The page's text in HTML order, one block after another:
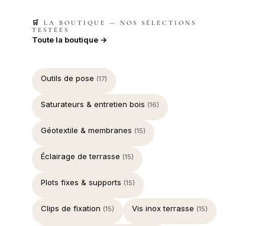
🛒 LA BOUTIQUE — NOS SÉLECTIONS
TESTÉES
Toute la boutique →
Outils de pose (17)
Saturateurs & entretien bois (16)
Géotextile & membranes (15)
Éclairage de terrasse (15)
Plots fixes & supports (15)
Clips de fixation (15) Vis inox terrasse (15)